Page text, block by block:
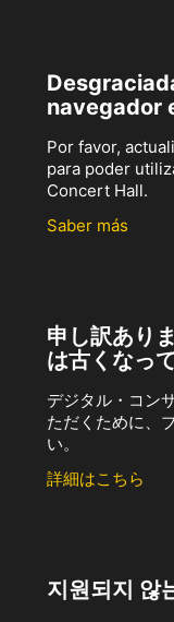
navegador
Por favor,
para poder
Concert Hall.
Saber más
申し訳あり
は古くなっ
デジタル・コン
ただくために、
い。
詳細はこちら
지원되지 않